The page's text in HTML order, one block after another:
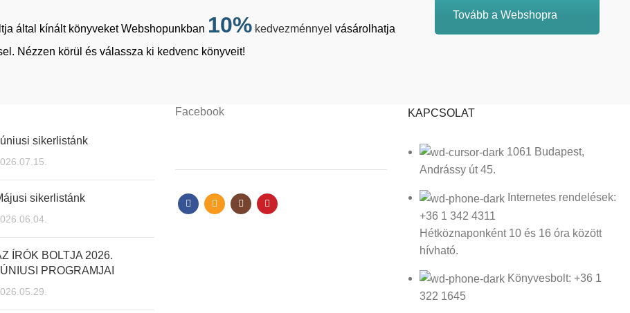
által kínált könyveket Webshopunkban 10% kedvezménnyel vásárolhatja
Nézzen körül és válassza ki kedvenc könyveit!
Tovább a Webshopra
sikerlistánk
sikerlistánk
ÍRÓK BOLTJA 2026.
PROGRAMJAI
Facebook KAPCSOLAT
1061 Budapest,
Andrássy út 45.
Internetes rendelések:
+36 1 342 4311
Hétköznaponként 10 és 16 óra között
hívható.
Könyvesbolt: +36 1
322 1645